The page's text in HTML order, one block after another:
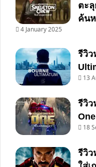
ตะ
ค้น
4 January 2025
รีวิว
13
รีวิ
18
รีวิ